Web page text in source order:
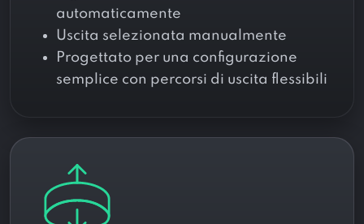
automaticamente
Uscita selezionata manualmente
Progettato per una configurazione
semplice con percorsi di uscita flessibili